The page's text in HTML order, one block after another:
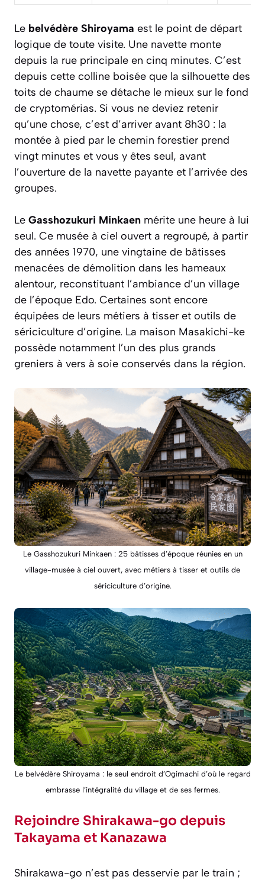
Le belvédère Shiroyama est le point de départ
logique de toute visite. Une navette monte
depuis la rue principale en cinq minutes. C’est
depuis cette colline boisée que la silhouette des
toits de chaume se détache le mieux sur le fond
de cryptomérias. Si vous ne deviez retenir
qu’une chose, c’est d’arriver avant 8h30 : la
montée à pied par le chemin forestier prend
vingt minutes et vous y êtes seul, avant
l’ouverture de la navette payante et l’arrivée des
groupes.
Le Gasshozukuri Minkaen mérite une heure à lui
seul. Ce musée à ciel ouvert a regroupé, à partir
des années 1970, une vingtaine de bâtisses
menacées de démolition dans les hameaux
alentour, reconstituant l’ambiance d’un village
de l’époque Edo. Certaines sont encore
équipées de leurs métiers à tisser et outils de
sériciculture d’origine. La maison Masakichi-ke
possède notamment l’un des plus grands
greniers à vers à soie conservés dans la région.
Le Gasshozukuri Minkaen : 25 bâtisses d’époque réunies en un
village-musée à ciel ouvert, avec métiers à tisser et outils de
sériciculture d’origine.
Le belvédère Shiroyama : le seul endroit d’Ogimachi d’où le regard
embrasse l’intégralité du village et de ses fermes.
Rejoindre Shirakawa-go depuis
Takayama et Kanazawa
Shirakawa-go n’est pas desservie par le train ;